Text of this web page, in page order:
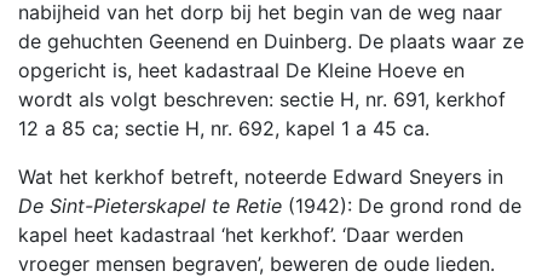
nabijheid van het dorp bij het begin van de weg naar
de gehuchten Geenend en Duinberg. De plaats waar ze
opgericht is, heet kadastraal De Kleine Hoeve en
wordt als volgt beschreven: sectie H, nr. 691, kerkhof
12 a 85 ca; sectie H, nr. 692, kapel 1 a 45 ca.
Wat het kerkhof betreft, noteerde Edward Sneyers in
De Sint-Pieterskapel te Retie (1942): De grond rond de
kapel heet kadastraal ‘het kerkhof’. ‘Daar werden
vroeger mensen begraven’, beweren de oude lieden.